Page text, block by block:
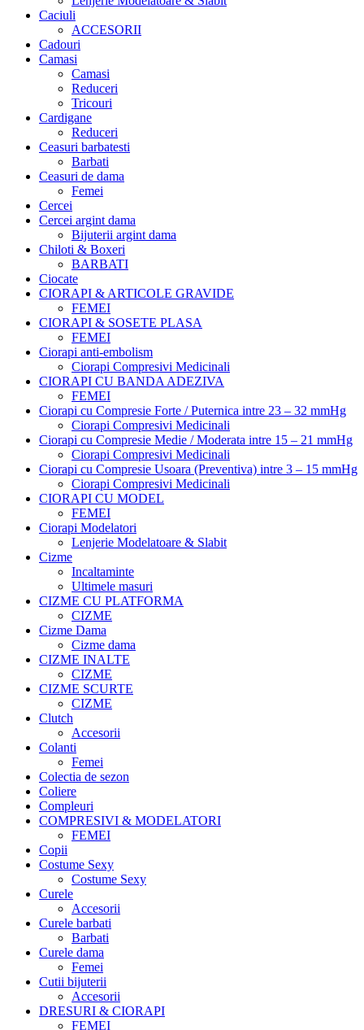
Caciuli
ACCESORII
Cadouri
Camasi
Camasi
Reduceri
Tricouri
Cardigane
Reduceri
Ceasuri barbatesti
Barbati
Ceasuri de dama
Femei
Cercei
Cercei argint dama
Bijuterii argint dama
Chiloti & Boxeri
BARBATI
Ciocate
CIORAPI & ARTICOLE GRAVIDE
FEMEI
CIORAPI & SOSETE PLASA
FEMEI
Ciorapi anti-embolism
Ciorapi Compresivi Medicinali
CIORAPI CU BANDA ADEZIVA
FEMEI
Ciorapi cu Compresie Forte / Puternica intre 23 – 32 mmHg
Ciorapi Compresivi Medicinali
Ciorapi cu Compresie Medie / Moderata intre 15 – 21 mmHg
Ciorapi Compresivi Medicinali
Ciorapi cu Compresie Usoara (Preventiva) intre 3 – 15 mmHg
Ciorapi Compresivi Medicinali
CIORAPI CU MODEL
FEMEI
Ciorapi Modelatori
Lenjerie Modelatoare & Slabit
Cizme
Incaltaminte
Ultimele masuri
CIZME CU PLATFORMA
CIZME
Cizme Dama
Cizme dama
CIZME INALTE
CIZME
CIZME SCURTE
CIZME
Clutch
Accesorii
Colanti
Femei
Colectia de sezon
Coliere
Compleuri
COMPRESIVI & MODELATORI
FEMEI
Copii
Costume Sexy
Costume Sexy
Curele
Accesorii
Curele barbati
Barbati
Curele dama
Femei
Cutii bijuterii
Accesorii
DRESURI & CIORAPI
FEMEI